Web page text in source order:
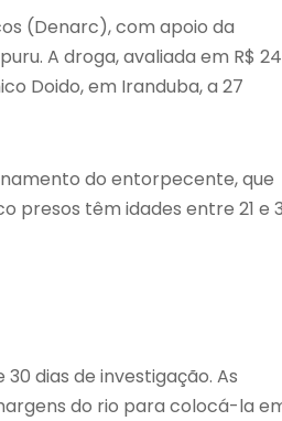
(Denarc), com apoio da
A droga, avaliada em R$ 24
Doido, em Iranduba, a 27
do entorpecente, que
presos têm idades entre 21 e
dias de investigação. As
do rio para colocá-la